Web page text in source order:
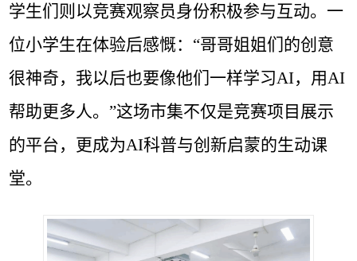
学生们则以竞赛观察员身份积极参与互动。一
位小学生在体验后感慨：“哥哥姐姐们的创意
很神奇，我以后也要像他们一样学习AI，用 AI
帮助更多人。”这场市集不仅是竞赛项目展示
的平台，更成为AI科普与创新启蒙的生动课
堂。